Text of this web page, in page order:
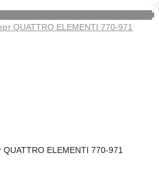
QUATTRO ELEMENTI 770-971